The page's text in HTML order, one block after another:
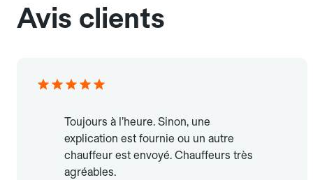
Avis clients
Toujours à l’heure. Sinon, une
explication est fournie ou un autre
chauffeur est envoyé. Chauffeurs très
agréables.